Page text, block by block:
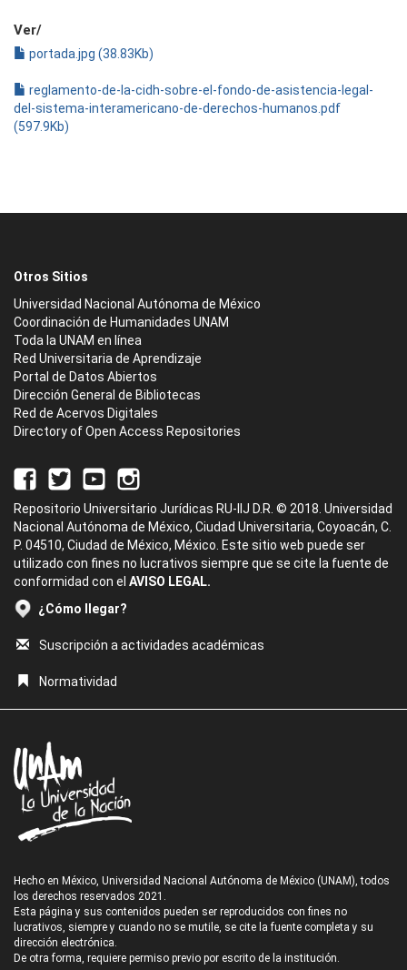
Ver/
portada.jpg (38.83Kb)
reglamento-de-la-cidh-sobre-el-fondo-de-asistencia-legal-
del-sistema-interamericano-de-derechos-humanos.pdf
(597.9Kb)
Otros Sitios
Universidad Nacional Autónoma de México
Coordinación de Humanidades UNAM
Toda la UNAM en línea
Red Universitaria de Aprendizaje
Portal de Datos Abiertos
Dirección General de Bibliotecas
Red de Acervos Digitales
Directory of Open Access Repositories
Repositorio Universitario Jurídicas RU-IIJ D.R. © 2018. Universidad
Nacional Autónoma de México, Ciudad Universitaria, Coyoacán, C.
P. 04510, Ciudad de México, México. Este sitio web puede ser
utilizado con fines no lucrativos siempre que se cite la fuente de
conformidad con el AVISO LEGAL.
¿Cómo llegar?
Suscripción a actividades académicas
Normatividad
Hecho en México, Universidad Nacional Autónoma de México (UNAM), todos
los derechos reservados 2021.
Esta página y sus contenidos pueden ser reproducidos con fines no
lucrativos, siempre y cuando no se mutile, se cite la fuente completa y su
dirección electrónica.
De otra forma, requiere permiso previo por escrito de la institución.